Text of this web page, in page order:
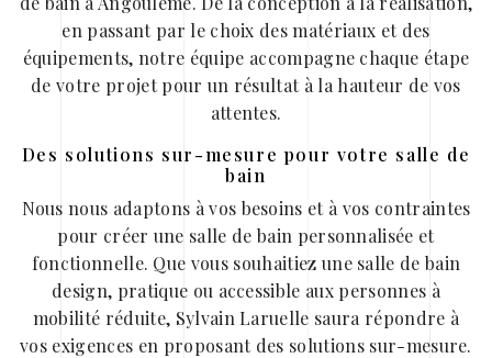
en passant par le choix des matériaux et des
équipements, notre équipe accompagne chaque étape
de votre projet pour un résultat à la hauteur de vos
attentes.
Des solutions sur-mesure pour votre salle de
bain
Nous nous adaptons à vos besoins et à vos contraintes
pour créer une salle de bain personnalisée et
fonctionnelle. Que vous souhaitiez une salle de bain
design, pratique ou accessible aux personnes à
mobilité réduite, Sylvain Laruelle saura répondre à
vos exigences en proposant des solutions sur-mesure.